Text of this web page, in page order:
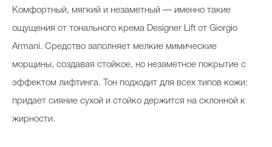
Комфортный, мягкий и незаметный — именно такие
ощущения от тонального крема Designer Lift от Giorgio
Armani. Средство заполняет мелкие мимические
морщины, создавая стойкое, но незаметное покрытие с
эффектом лифтинга. Тон подходит для всех типов кожи:
придает сияние сухой и стойко держится на склонной к
жирности.